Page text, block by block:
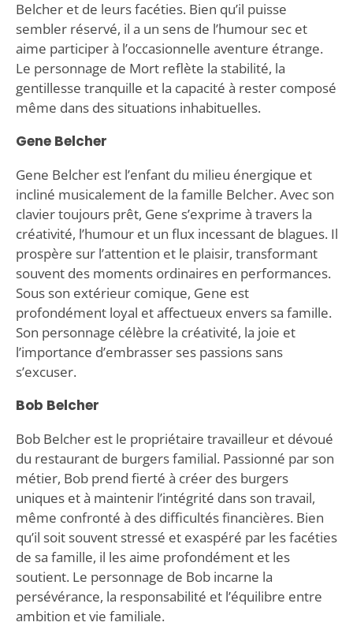
Belcher et de leurs facéties. Bien qu’il puisse
sembler réservé, il a un sens de l’humour sec et
aime participer à l’occasionnelle aventure étrange.
Le personnage de Mort reflète la stabilité, la
gentillesse tranquille et la capacité à rester composé
même dans des situations inhabituelles.
Gene Belcher
Gene Belcher est l’enfant du milieu énergique et
incliné musicalement de la famille Belcher. Avec son
clavier toujours prêt, Gene s’exprime à travers la
créativité, l’humour et un flux incessant de blagues. Il
prospère sur l’attention et le plaisir, transformant
souvent des moments ordinaires en performances.
Sous son extérieur comique, Gene est
profondément loyal et affectueux envers sa famille.
Son personnage célèbre la créativité, la joie et
l’importance d’embrasser ses passions sans
s’excuser.
Bob Belcher
Bob Belcher est le propriétaire travailleur et dévoué
du restaurant de burgers familial. Passionné par son
métier, Bob prend fierté à créer des burgers
uniques et à maintenir l’intégrité dans son travail,
même confronté à des difficultés financières. Bien
qu’il soit souvent stressé et exaspéré par les facéties
de sa famille, il les aime profondément et les
soutient. Le personnage de Bob incarne la
persévérance, la responsabilité et l’équilibre entre
ambition et vie familiale.